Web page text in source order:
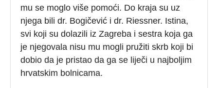
mu se moglo više pomoći. Do kraja su uz
njega bili dr. Bogičević i dr. Riessner. Istina,
svi koji su dolazili iz Zagreba i sestra koja ga
je njegovala nisu mu mogli pružiti skrb koji bi
dobio da je pristao da ga se liječi u najboljim
hrvatskim bolnicama.